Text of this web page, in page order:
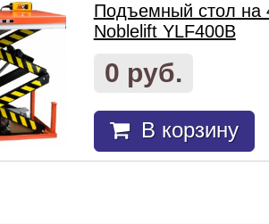
Подъемный стол на
Noblelift YLF400B
0 руб.
В корзину